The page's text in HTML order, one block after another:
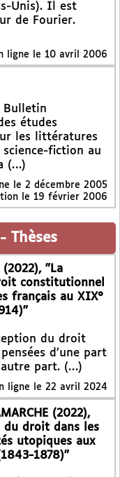
Unis). Il est
de Fourier.
ligne le 10 avril 2006
Bulletin
études
les littératures
fiction au
(…)
le 2 décembre 2005
le 19 février 2006
- Thèses
"La
constitutionnel
français au XIX°
du droit
d’une part
part. (…)
ligne le 22 avril 2024
(2022),
du droit dans les
utopiques aux
1878)"